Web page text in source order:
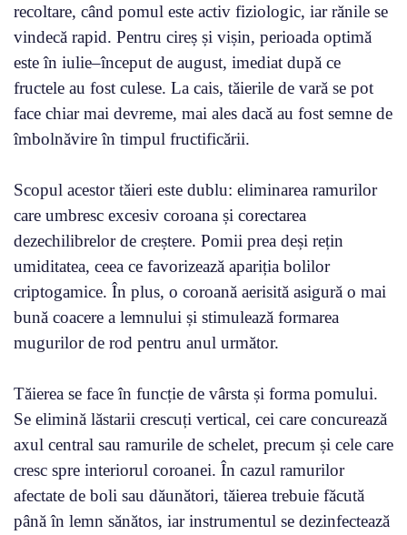
recoltare, când pomul este activ fiziologic, iar rănile se
vindecă rapid. Pentru cireș și vișin, perioada optimă
este în iulie–început de august, imediat după ce
fructele au fost culese. La cais, tăierile de vară se pot
face chiar mai devreme, mai ales dacă au fost semne de
îmbolnăvire în timpul fructificării.
Scopul acestor tăieri este dublu: eliminarea ramurilor
care umbresc excesiv coroana și corectarea
dezechilibrelor de creștere. Pomii prea deși rețin
umiditatea, ceea ce favorizează apariția bolilor
criptogamice. În plus, o coroană aerisită asigură o mai
bună coacere a lemnului și stimulează formarea
mugurilor de rod pentru anul următor.
Tăierea se face în funcție de vârsta și forma pomului.
Se elimină lăstarii crescuți vertical, cei care concurează
axul central sau ramurile de schelet, precum și cele care
cresc spre interiorul coroanei. În cazul ramurilor
afectate de boli sau dăunători, tăierea trebuie făcută
până în lemn sănătos, iar instrumentul se dezinfectează